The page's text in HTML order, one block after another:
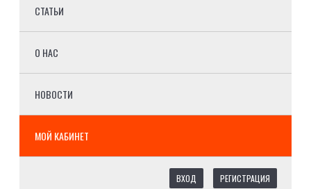
СТАТЬИ
О НАС
НОВОСТИ
МОЙ КАБИНЕТ
ВХОД РЕГИСТРАЦИЯ